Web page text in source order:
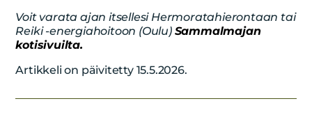
Voit varata ajan itsellesi Hermoratahierontaan tai
Reiki -energiahoitoon (Oulu) Sammalmajan
kotisivuilta.
Artikkeli on päivitetty 15.5.2026.